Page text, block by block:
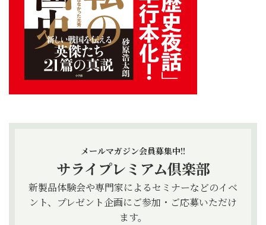
メールマガジン会員募集中!!
サライプレミアム倶楽部
新製品体験会や専門家によるセミナーなどのイベ
ント、プレゼント企画にご参加・ご応募いただけ
ます。